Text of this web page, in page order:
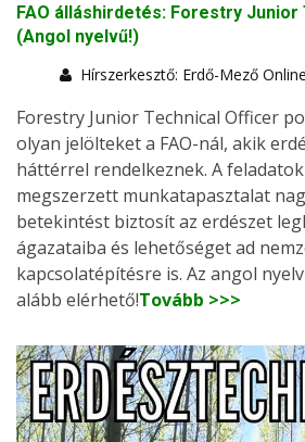
FAO álláshirdetés: Forestry
(Angol nyelvű!)
Hírszerkesztő: Erdő-Mező Online
Forestry Junior Technical Officer
olyan jelölteket a FAO-nál, akik
háttérrel rendelkeznek. A
megszerzett munkatapasztalat
betekintést biztosít az erdészet
ágazataiba és lehetőséget ad
kapcsolatépítésre is. Az angol
alább elérhető!Tovább >>>